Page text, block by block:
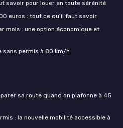
savoir pour louer en toute sérénité
euros : tout ce qu'il faut savoir
mois : une option économique et
sans permis à 80 km/h
sa route quand on plafonne à 45
: la nouvelle mobilité accessible à